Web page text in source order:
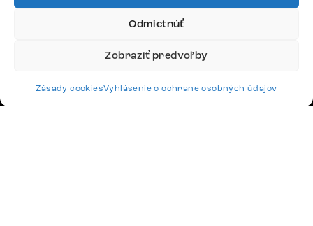
Odmietnúť
Zobraziť predvoľby
Zásady cookiesVyhlásenie o ochrane osobných údajov
podpora@delife-shop.sk